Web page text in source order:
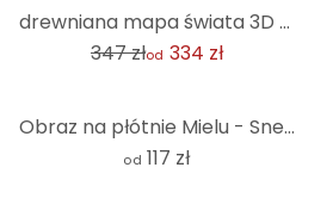
drewniana mapa świata 3D - mahoń
347 złod 334 zł
Obraz na płótnie Mielu - Sneaker
od 117 zł